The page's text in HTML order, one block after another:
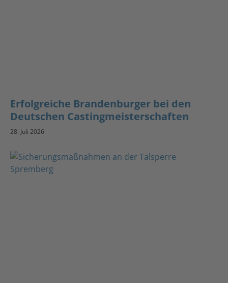
Erfolgreiche Brandenburger bei den
Deutschen Castingmeisterschaften
28. Juli 2026